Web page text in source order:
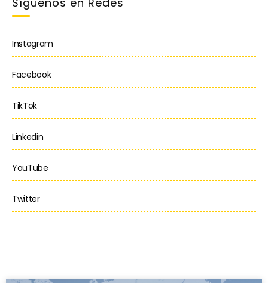
Instagram
Facebook
TikTok
Linkedin
YouTube
Twitter